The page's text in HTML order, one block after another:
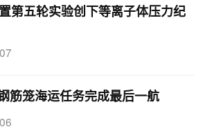
第五轮实验创下等离子体压力纪
筋笼海运任务完成最后一航